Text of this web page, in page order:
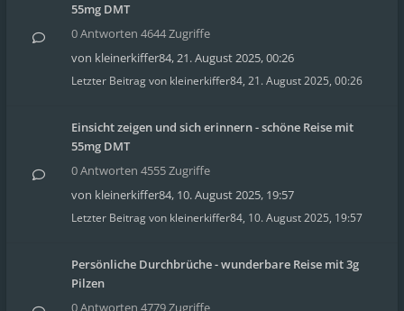
55mg DMT
0 Antworten 4644 Zugriffe
von kleinerkiffer84,21. August 2025, 00:26
Letzter Beitrag von kleinerkiffer84, 21. August 2025, 00:26
Einsicht zeigen und sich erinnern - schöne Reise mit
55mg DMT
0 Antworten 4555 Zugriffe
von kleinerkiffer84, 10. August 2025, 19:57
Letzter Beitrag von kleinerkiffer84, 10. August 2025, 19:57
Persönliche Durchbrüche - wunderbare Reise mit 3g
Pilzen
0 Antworten 4779 Zugriffe